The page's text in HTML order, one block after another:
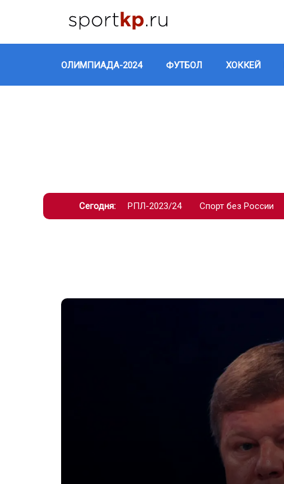
ОЛИМПИАДА-2024 ФУТБОЛ ХОККЕЙ
Сегодня: РПЛ-2023/24 Спорт без России